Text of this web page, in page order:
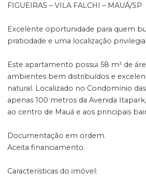
FIGUEIRAS – VILA FALCHI – MAUÁ/SP
Excelente oportunidade para quem
praticidade e uma localização
Este apartamento possui 58 m² de
ambientes bem distribuídos e
natural. Localizado no Condomínio das
apenas 100 metros da Avenida
ao centro de Mauá e aos principais
Documentação em ordem.
Aceita financiamento.
Características do imóvel: